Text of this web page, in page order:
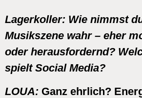
Lagerkoller: Wie nimmst
Musikszene wahr – eher
oder herausfordernd?
spielt Social Media?
LOUA: Ganz ehrlich?